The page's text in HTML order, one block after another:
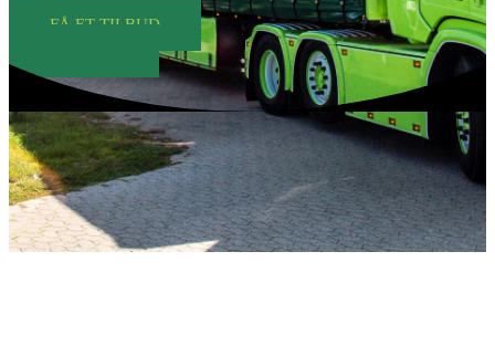
FÅ ET TILBUD